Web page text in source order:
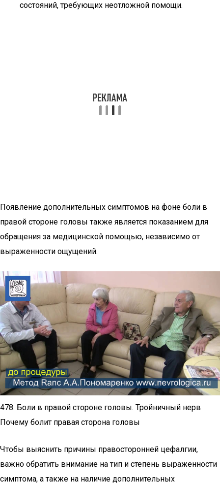
состояний, требующих неотложной помощи.
Появление дополнительных симптомов на фоне боли в
правой стороне головы также является показанием для
обращения за медицинской помощью, независимо от
выраженности ощущений.
478. Боли в правой стороне головы. Тройничный нерв
Почему болит правая сторона головы
Чтобы выяснить причины правосторонней цефалгии,
важно обратить внимание на тип и степень выраженности
симптома, а также на наличие дополнительных